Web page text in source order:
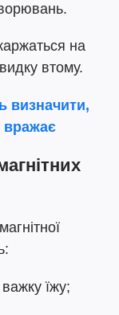
на
втому.
визначити,
вражає
їжу;